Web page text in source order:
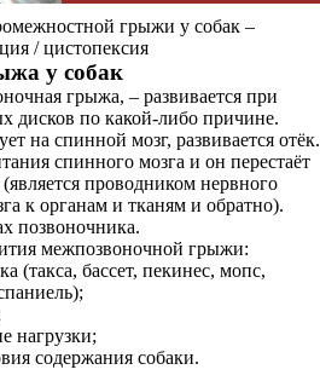
грыжи у собак –
/ цистопексия
у собак
грыжа, – развивается при
дисков по какой-либо причине.
на спинной мозг, развивается отёк.
спинного мозга и он перестаёт
проводником нервного
к органам и тканям и обратно).
позвоночника.
межпозвоночной грыжи:
(такса, бассет, пекинес, мопс,
нагрузки;
содержания собаки.